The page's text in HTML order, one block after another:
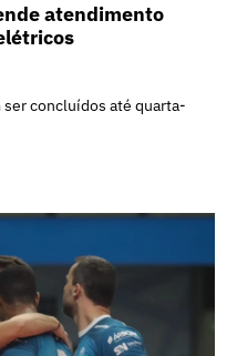
atendimento
concluídos até quarta-